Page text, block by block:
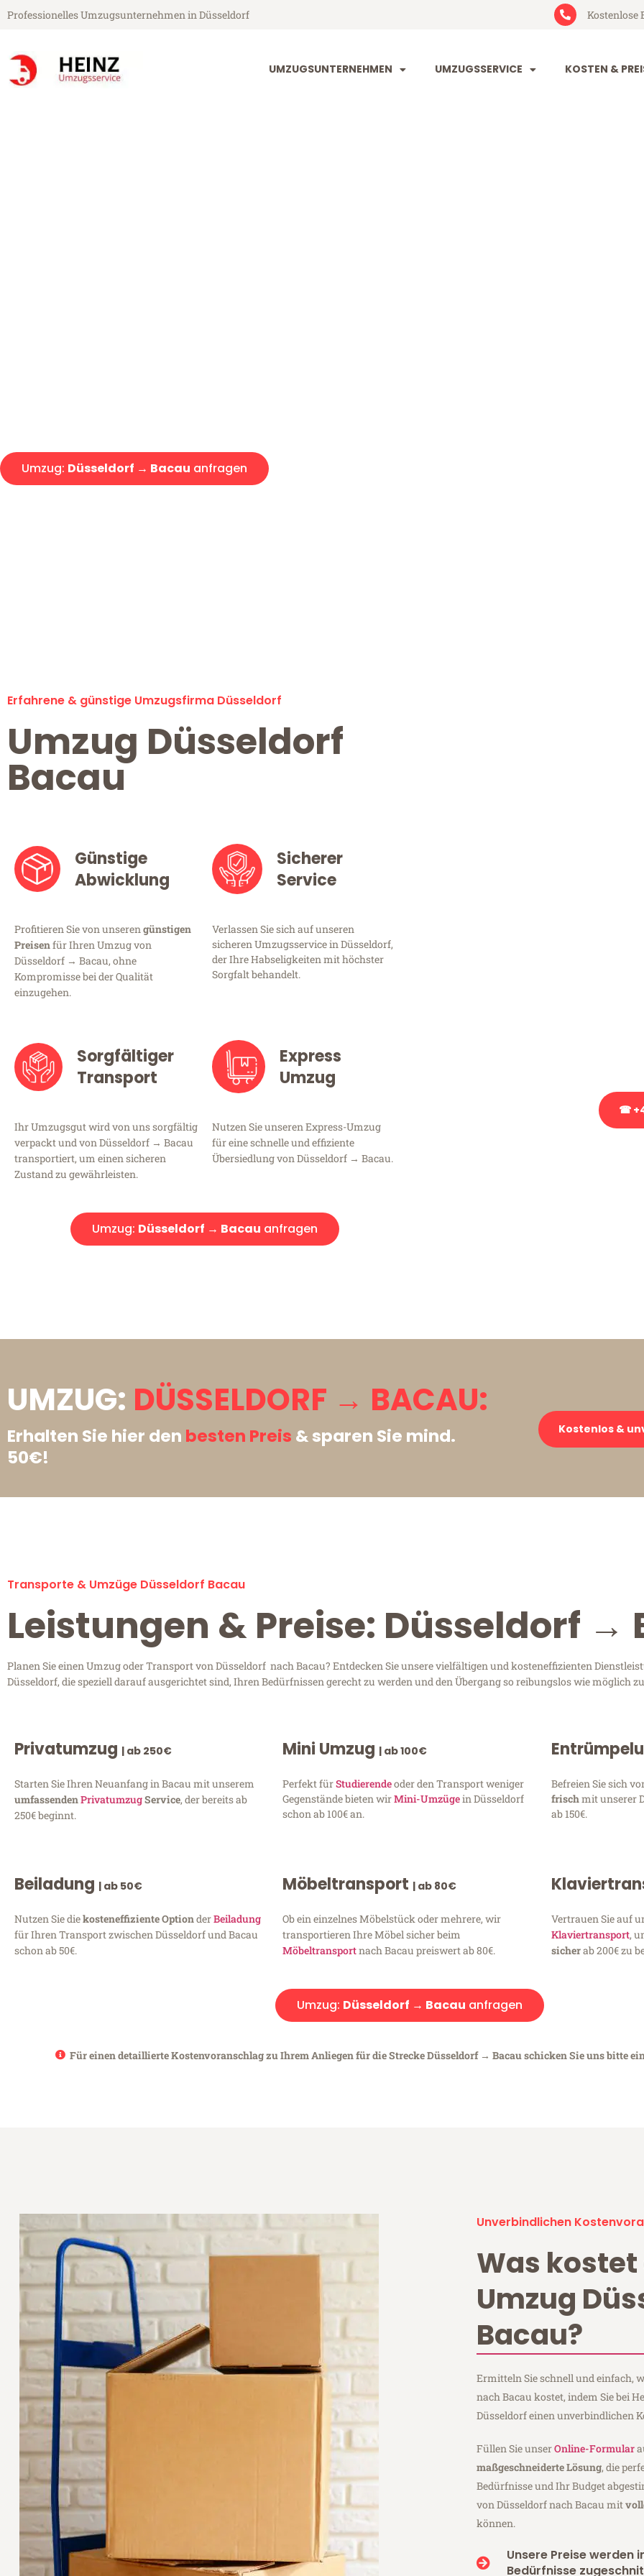
Professionelles Umzugsunternehmen in Düsseldorf Kostenlose
UMZUGSUNTERNEHMEN UMZUGSSERVICE KOSTEN &
Umzug: Düsseldorf → Bacau anfragen
Erfahrene & günstige Umzugsfirma Düsseldorf
Umzug Düsseldorf
Bacau
Günstige
Abwicklung
Profitieren Sie von unserengünstigen
Preisenfür Ihren Umzug von
Düsseldorf → Bacau, ohne
Kompromisse bei der Qualität
einzugehen.
Sicherer
Service
Verlassen Sie sich auf unseren
sicheren Umzugsservice in Düsseldorf,
der Ihre Habseligkeiten mit höchster
Sorgfalt behandelt.
Sorgfältiger
Transport
Ihr Umzugsgut wird von uns sorgfältig
verpackt und von Düsseldorf → Bacau
transportiert, um einen sicheren
Zustand zu gewährleisten.
Express
Umzug
Nutzen Sie unseren Express-Umzug
für eine schnelle und effiziente
Übersiedlung von Düsseldorf → Bacau.
Umzug: Düsseldorf → Bacau anfragen
☎
UMZUG: DÜSSELDORF → BACAU:
Erhalten Sie hier den besten Preis & sparen Sie mind.
50€!
Kostenlos &
Transporte & Umzüge Düsseldorf Bacau
Leistungen & Preise: Düsseldorf →
Planen Sie einen Umzug oder Transport von Düsseldorf nach Bacau? Entdecken Sie unsere vielfältigen und kosteneffizienten
Düsseldorf, die speziell darauf ausgerichtet sind, Ihren Bedürfnissen gerecht zu werden und den Übergang so reibungslos wie möglich
Privatumzug | ab 250€
Starten Sie Ihren Neuanfang in Bacau mit unserem
umfassendenPrivatumzugService, der bereits ab
250€ beginnt.
Mini Umzug | ab 100€
Perfekt fürStudierendeoder den Transport weniger
Gegenstände bieten wirMini-Umzügein Düsseldorf
schon ab 100€ an.
Befreien Sie sich
frischmit unserer
ab 150€.
Beiladung | ab 50€
Nutzen Sie diekosteneffiziente OptionderBeiladung
für Ihren Transport zwischen Düsseldorf und Bacau
schon ab 50€.
Möbeltransport | ab 80€
Ob ein einzelnes Möbelstück oder mehrere, wir
transportieren Ihre Möbel sicher beim
Möbeltransportnach Bacau preiswert ab 80€.
Vertrauen Sie auf
Klaviertransport,
sicherab 200€ zu
Umzug: Düsseldorf → Bacau anfragen
Für einen detaillierte Kostenvoranschlag zu Ihrem Anliegen für die Strecke Düsseldorf → Bacau schicken Sie uns bitte
Unverbindlichen
Was kostet
Umzug
Bacau?
Ermitteln Sie schnell und einfach,
nach Bacau kostet, indem Sie bei
Düsseldorf einen unverbindlichen
Füllen Sie unserOnline-Formular
maßgeschneiderte Lösung, die
Bedürfnisse und Ihr Budget
von Düsseldorf nach Bacau mit
können.
Unsere Preise werden
Bedürfnisse